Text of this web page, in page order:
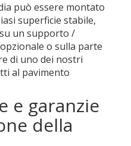
può essere montato
superficie stabile,
un supporto /
o sulla parte
di uno dei nostri
al pavimento
e garanzie
della